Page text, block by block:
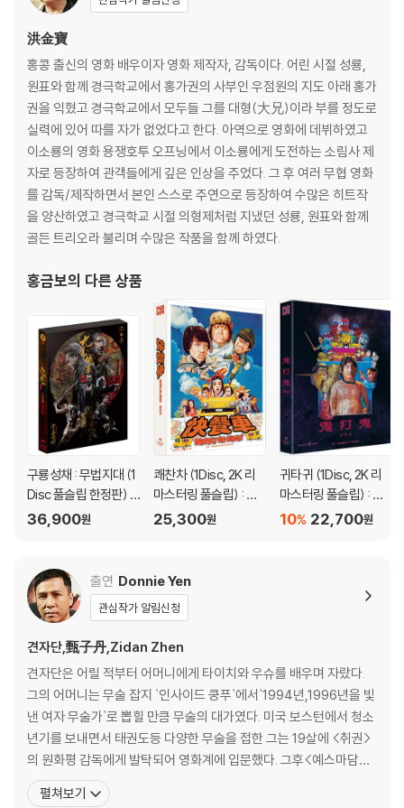
洪金寶
홍콩 출신의 영화 배우이자 영화 제작자, 감독이다. 어린 시절 성룡,
원표와 함께 경극학교에서 홍가권의 사부인 우점원의 지도 아래 홍가
권을 익혔고 경극학교에서 모두들 그를 대형(大兄)이라 부를 정도로
실력에 있어 따를 자가 없었다고 한다. 아역으로 영화에 데뷔하였고
이소룡의 영화 용쟁호투 오프닝에서 이소룡에게 도전하는 소림사 제
자로 등장하여 관객들에게 깊은 인상을 주었다. 그 후 여러 무협 영화
를 감독/제작하면서 본인 스스로 주연으로 등장하여 수많은 히트작
을 양산하였고 경극학교 시절 의형제처럼 지냈던 성룡, 원표와 함께
골든 트리오라 불리며 수많은 작품을 함께 하였다.
홍금보의 다른 상품
구룡성채 : 무법지대 (1
Disc 풀슬립 한정판) :
블루레이
36,900원
쾌찬차 (1Disc, 2K 리
마스터링 풀슬립) : 블
루레이
25,300원
귀타귀 (1Disc, 2K 리
마스터링 풀슬립) : 블
루레이22,700원
10%
출연 Donnie Yen
관심작가 알림신청
견자단,甄子丹,Zidan Zhen
견자단은 어릴 적부터 어머니에게 타이치와 우슈를 배우며 자랐다.
그의 어머니는 무술 잡지 `인사이드 쿵푸`에서`1994년,1996년을 빛
낸 여자 무술가`로 뽑힐 만큼 무술의 대가였다. 미국 보스턴에서 청소
년기를 보내면서 태권도등 다양한 무술을 접한 그는 19살에 <취권>
의 원화평 감독에게 발탁되어 영화계에 입문했다. 그후<예스마담4
>, <노호광>등에 출연하면서 유명해졌으며, <황비홍2>에서 이연걸
의 상대역으로 출연하기도 했다. 홍콩에서 <천장지구>의 진목승 감
펼쳐보기